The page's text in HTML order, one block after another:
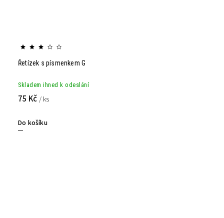
Řetízek s písmenkem G
Skladem ihned k odeslání
75 Kč / ks
Do košíku